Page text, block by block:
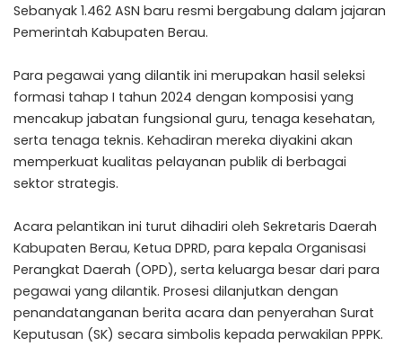
Sebanyak 1.462 ASN baru resmi bergabung dalam jajaran
Pemerintah Kabupaten Berau.
Para pegawai yang dilantik ini merupakan hasil seleksi
formasi tahap I tahun 2024 dengan komposisi yang
mencakup jabatan fungsional guru, tenaga kesehatan,
serta tenaga teknis. Kehadiran mereka diyakini akan
memperkuat kualitas pelayanan publik di berbagai
sektor strategis.
Acara pelantikan ini turut dihadiri oleh Sekretaris Daerah
Kabupaten Berau, Ketua DPRD, para kepala Organisasi
Perangkat Daerah (OPD), serta keluarga besar dari para
pegawai yang dilantik. Prosesi dilanjutkan dengan
penandatanganan berita acara dan penyerahan Surat
Keputusan (SK) secara simbolis kepada perwakilan PPPK.